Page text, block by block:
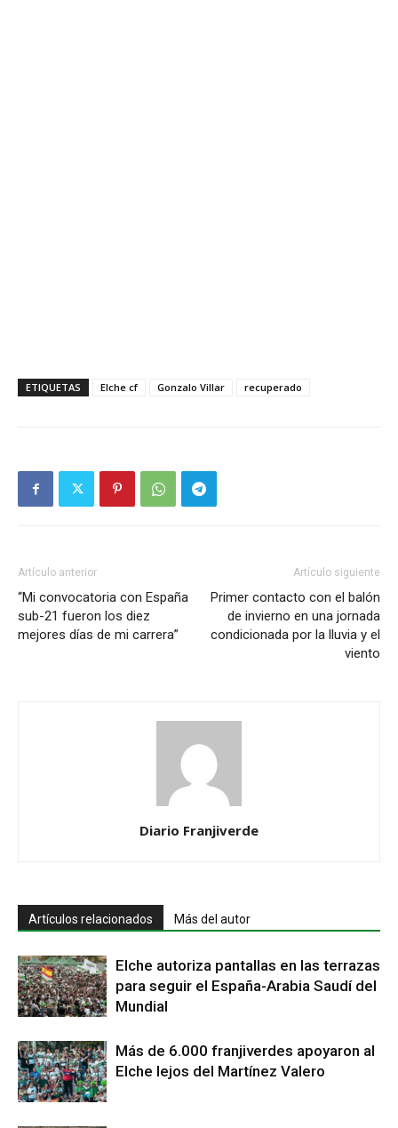
ETIQUETAS Elche cf Gonzalo Villar recuperado
Artículo anterior
“Mi convocatoria con España
sub-21 fueron los diez
mejores días de mi carrera”
Artículo siguiente
Primer contacto con el balón
de invierno en una jornada
condicionada por la lluvia y el
viento
Diario Franjiverde
Artículos relacionados Más del autor
Elche autoriza pantallas en las terrazas
para seguir el España-Arabia Saudí del
Mundial
Más de 6.000 franjiverdes apoyaron al
Elche lejos del Martínez Valero